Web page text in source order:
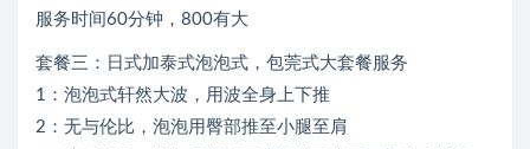
服务时间60分钟，800有大
套餐三：日式加泰式泡泡式，包莞式大套餐服务
1：泡泡式轩然大波，用波全身上下推
2：无与伦比，泡泡用臀部推至小腿至肩